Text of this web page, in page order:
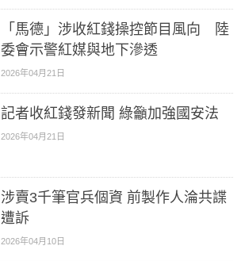
「馬德」涉收紅錢操控節目風向 陸
委會示警紅媒與地下滲透
2026年04月21日
記者收紅錢發新聞 綠籲加強國安法
2026年04月21日
涉賣3千筆官兵個資 前製作人淪共諜
遭訴
2026年04月10日